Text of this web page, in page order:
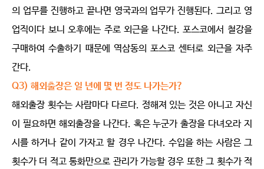
의 업무를 진행하고 끝나면 영국과의 업무가 진행된다. 그리고 영
업직이다 보니 오후에는 주로 외근을 나간다. 포스코에서 철강을
구매하여 수출하기 때문에 역삼동의 포스코 센터로 외근을 자주
간다.
Q3) 해외출장은 일 년에 몇 번 정도 나가는가?
해외출장 횟수는 사람마다 다르다. 정해져 있는 것은 아니고 자신
이 필요하면 해외출장을 나간다. 혹은 누군가 출장을 다녀오라 지
시를 하거나 같이 가자고 할 경우 나간다. 수입을 하는 사람은 그
횟수가 더 적고 통화만으로 관리가 가능할 경우 또한 그 횟수가 적